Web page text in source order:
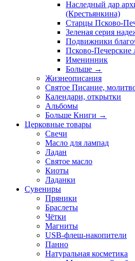
Наследный дар
(Крестьянкина)
Старцы Псково-
Зеленая серия
Подвижники
Псково-Печерские
Именинник
Больше →
Жизнеописания
Святое Писание,
Календари, открытки
Альбомы
Больше Книги →
Церковные товары
Свечи
Масло для лампад
Ладан
Святое масло
Киоты
Ладанки
Сувениры
Пряники
Браслеты
Чётки
Магниты
USB-флеш-накопители
Панно
Натуральная косметика